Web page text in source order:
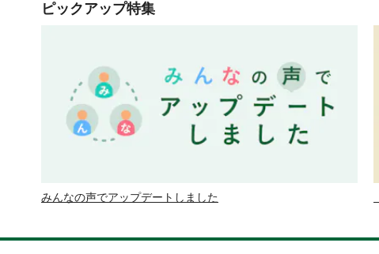
ピックアップ特集
みんなの声でアップデートしました